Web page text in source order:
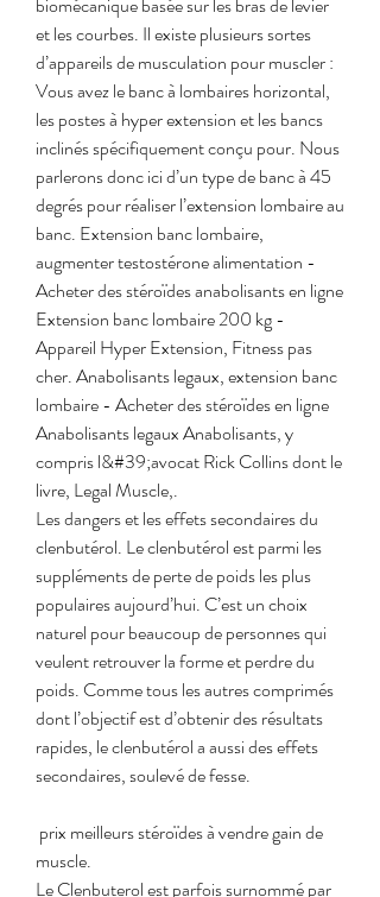
biomécanique basée sur les bras de levier
et les courbes. Il existe plusieurs sortes
d’appareils de musculation pour muscler :
Vous avez le banc à lombaires horizontal,
les postes à hyper extension et les bancs
inclinés spécifiquement conçu pour. Nous
parlerons donc ici d’un type de banc à 45
degrés pour réaliser l’extension lombaire au
banc. Extension banc lombaire,
augmenter testostérone alimentation -
Acheter des stéroïdes anabolisants en ligne
Extension banc lombaire 200 kg -
Appareil Hyper Extension, Fitness pas
cher. Anabolisants legaux, extension banc
lombaire - Acheter des stéroïdes en ligne
Anabolisants legaux Anabolisants, y
compris l&#39;avocat Rick Collins dont le
livre, Legal Muscle,.
Les dangers et les effets secondaires du
clenbutérol. Le clenbutérol est parmi les
suppléments de perte de poids les plus
populaires aujourd’hui. C’est un choix
naturel pour beaucoup de personnes qui
veulent retrouver la forme et perdre du
poids. Comme tous les autres comprimés
dont l’objectif est d’obtenir des résultats
rapides, le clenbutérol a aussi des effets
secondaires, soulevé de fesse.
muscle.
Le Clenbuterol est parfois surnommé par